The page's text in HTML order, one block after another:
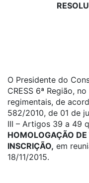
O Presidente do
CRESS 6ª Região,
regimentais, de
582/2010, de 01 de
III – Artigos 39 a 49
HOMOLOGAÇÃO
INSCRIÇÃO, em
18/11/2015.